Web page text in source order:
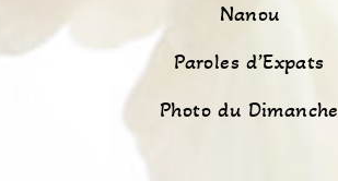
Nanou
Paroles d’Expats
Photo du Dimanche